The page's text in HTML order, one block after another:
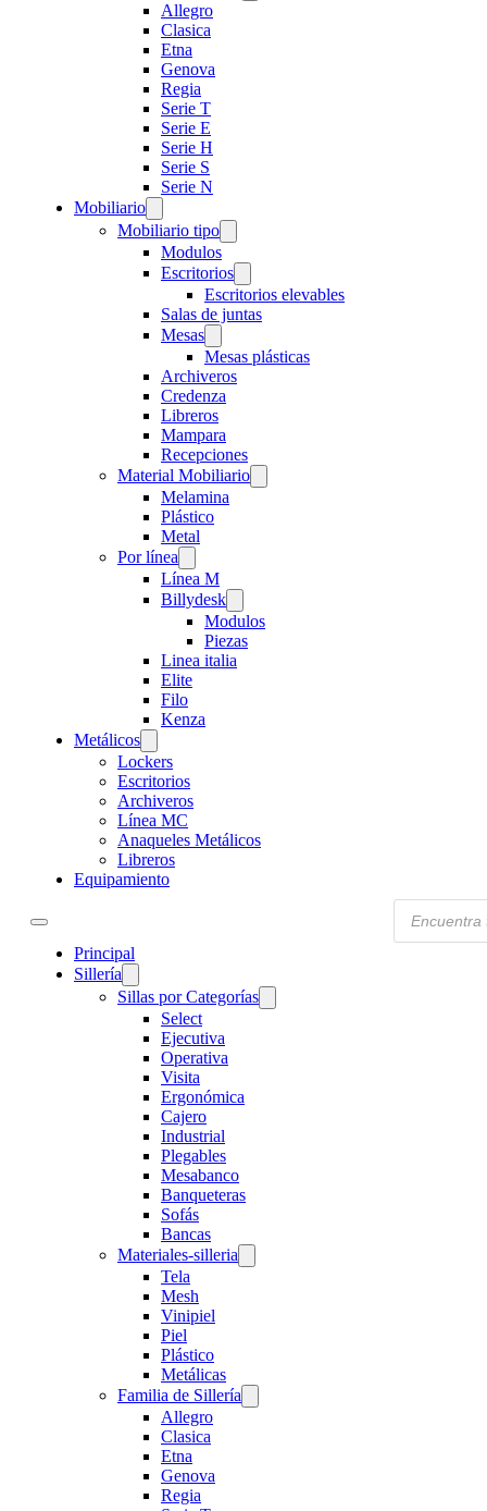
Allegro
Clasica
Etna
Genova
Regia
Serie T
Serie E
Serie H
Serie S
Serie N
Mobiliario
Mobiliario tipo
Modulos
Escritorios
Escritorios elevables
Salas de juntas
Mesas
Mesas plásticas
Archiveros
Credenza
Libreros
Mampara
Recepciones
Material Mobiliario
Melamina
Plástico
Metal
Por línea
Línea M
Billydesk
Modulos
Piezas
Linea italia
Elite
Filo
Kenza
Metálicos
Lockers
Escritorios
Archiveros
Línea MC
Anaqueles Metálicos
Libreros
Equipamiento
Principal
Sillería
Sillas por Categorías
Select
Ejecutiva
Operativa
Visita
Ergonómica
Cajero
Industrial
Plegables
Mesabanco
Banqueteras
Sofás
Bancas
Materiales-silleria
Tela
Mesh
Vinipiel
Piel
Plástico
Metálicas
Familia de Sillería
Allegro
Clasica
Etna
Genova
Regia
Products
search